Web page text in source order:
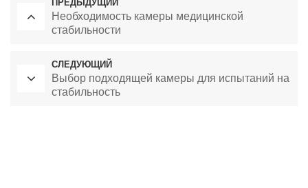
ПРЕДЫДУЩИЙ
Необходимость камеры медицинской
стабильности
СЛЕДУЮЩИЙ
Выбор подходящей камеры для испытаний на
стабильность